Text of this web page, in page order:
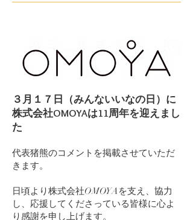
３月１７日（みんないいなの日）に
株式会社OMOYAは11周年を迎えまし
た
代表猪熊のコメントを掲載させていただ
きます。
日頃より株式会社OMOYAを支え、協力
し、応援してくださっている皆様に心よ
り感謝を申し上げます。